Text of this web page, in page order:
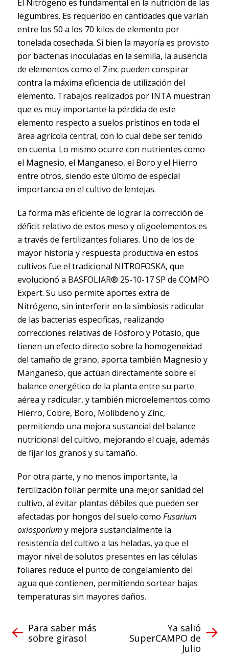
El Nitrógeno es fundamental en la nutrición de las
legumbres. Es requerido en cantidades que varían
entre los 50 a los 70 kilos de elemento por
tonelada cosechada. Si bien la mayoría es provisto
por bacterias inoculadas en la semilla, la ausencia
de elementos como el Zinc pueden conspirar
contra la máxima eficiencia de utilización del
elemento. Trabajos realizados por INTA muestran
que es muy importante la pérdida de este
elemento respecto a suelos prístinos en toda el
área agrícola central, con lo cual debe ser tenido
en cuenta. Lo mismo ocurre con nutrientes como
el Magnesio, el Manganeso, el Boro y el Hierro
entre otros, siendo este último de especial
importancia en el cultivo de lentejas.
La forma más eficiente de lograr la corrección de
déficit relativo de estos meso y oligoelementos es
a través de fertilizantes foliares. Uno de los de
mayor historia y respuesta productiva en estos
cultivos fue el tradicional NITROFOSKA, que
evolucionó a BASFOLIAR® 25-10-17 SP de COMPO
Expert. Su uso permite aportes extra de
Nitrógeno, sin interferir en la simbiosis radicular
de las bacterias especificas, realizando
correcciones relativas de Fósforo y Potasio, que
tienen un efecto directo sobre la homogeneidad
del tamaño de grano, aporta también Magnesio y
Manganeso, que actúan directamente sobre el
balance energético de la planta entre su parte
aérea y radicular, y también microelementos como
Hierro, Cobre, Boro, Molibdeno y Zinc,
permitiendo una mejora sustancial del balance
nutricional del cultivo, mejorando el cuaje, además
de fijar los granos y su tamaño.
Por otra parte, y no menos importante, la
fertilización foliar permite una mejor sanidad del
cultivo, al evitar plantas débiles que pueden ser
afectadas por hongos del suelo como Fusarium
oxiosporium y mejora sustancialmente la
resistencia del cultivo a las heladas, ya que el
mayor nivel de solutos presentes en las células
foliares reduce el punto de congelamiento del
agua que contienen, permitiendo sortear bajas
temperaturas sin mayores daños.
Para saber más
sobre girasol
Ya salió
SuperCAMPO de
Julio